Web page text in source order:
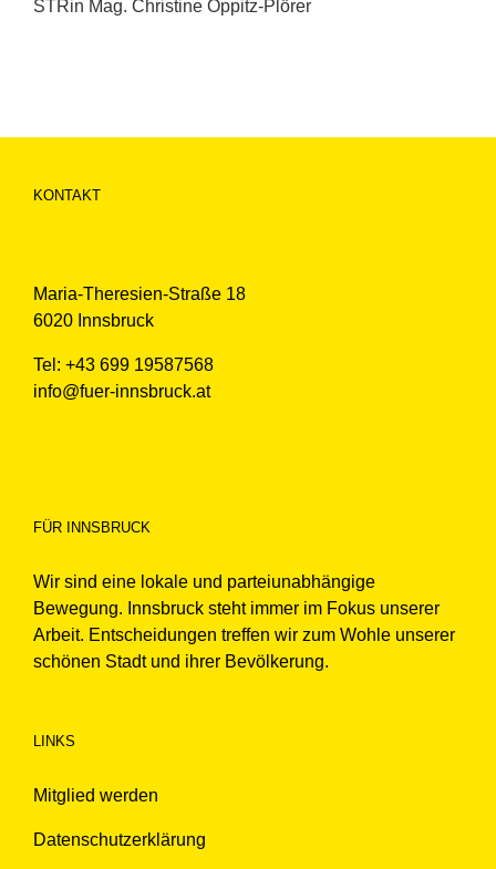
KONTAKT
Maria-Theresien-Straße 18
6020 Innsbruck
Tel: +43 699 19587568
info@fuer-innsbruck.at
FÜR INNSBRUCK
Wir sind eine lokale und parteiunabhängige
Bewegung. Innsbruck steht immer im Fokus unserer
Arbeit. Entscheidungen treffen wir zum Wohle unserer
schönen Stadt und ihrer Bevölkerung.
LINKS
Mitglied werden
Datenschutzerklärung